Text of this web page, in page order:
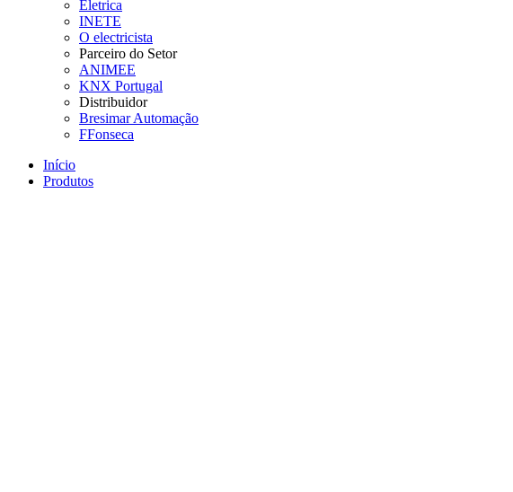
Eletrica
INETE
O electricista
Parceiro do Setor
ANIMEE
KNX Portugal
Distribuidor
Bresimar Automação
FFonseca
Início
Produtos